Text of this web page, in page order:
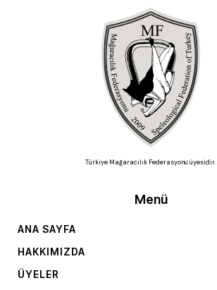
Türkiye Mağaracılık Federasyonu üyesidir.
Menü
ANA SAYFA
HAKKIMIZDA
ÜYELER